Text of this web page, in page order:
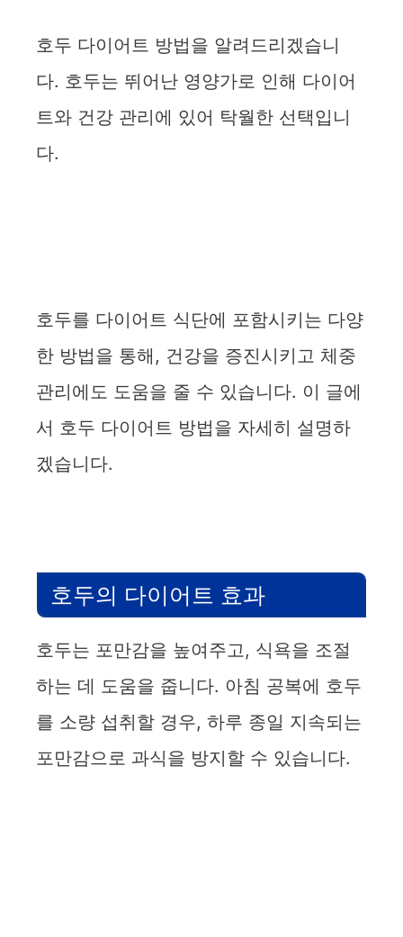
호두 다이어트 방법을 알려드리겠습니
다. 호두는 뛰어난 영양가로 인해 다이어
트와 건강 관리에 있어 탁월한 선택입니
다.
호두를 다이어트 식단에 포함시키는 다양
한 방법을 통해, 건강을 증진시키고 체중
관리에도 도움을 줄 수 있습니다. 이 글에
서 호두 다이어트 방법을 자세히 설명하
겠습니다.
호두의 다이어트 효과
호두는 포만감을 높여주고, 식욕을 조절
하는 데 도움을 줍니다. 아침 공복에 호두
를 소량 섭취할 경우, 하루 종일 지속되는
포만감으로 과식을 방지할 수 있습니다.